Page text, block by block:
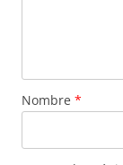
Nombre *